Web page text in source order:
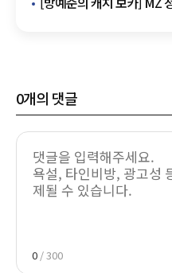
0개의 댓글
0 / 300